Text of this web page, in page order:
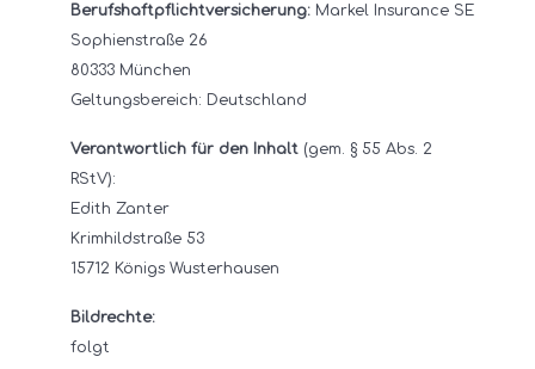
Berufshaftpflichtversicherung: Markel Insurance SE
Sophienstraße 26
80333 München
Geltungsbereich: Deutschland
Verantwortlich für den Inhalt (gem. § 55 Abs. 2
RStV):
Edith Zanter
Krimhildstraße 53
15712 Königs Wusterhausen
Bildrechte:
folgt